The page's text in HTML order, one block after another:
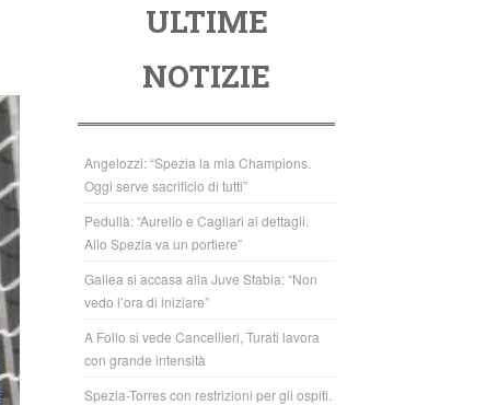
o
o
k
tt
er
at
s
A
p
p
ULTIME
NOTIZIE
Angelozzi: “Spezia la mia Champions.
Oggi serve sacrificio di tutti”
Pedullà: “Aurelio e Cagliari ai dettagli.
Allo Spezia va un portiere”
Gallea si accasa alla Juve Stabia: “Non
vedo l’ora di iniziare”
A Follo si vede Cancellieri, Turati lavora
con grande intensità
Spezia-Torres con restrizioni per gli ospiti.